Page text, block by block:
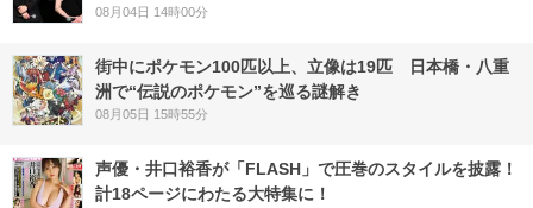
08月04日 14時00分
街中にポケモン100匹以上、立像は19匹 日本橋・八重
洲で“伝説のポケモン”を巡る謎解き
08月05日 15時55分
声優・井口裕香が「FLASH」で圧巻のスタイルを披露！
計18ページにわたる大特集に！